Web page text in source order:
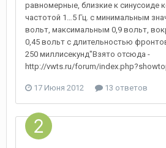
равномерные, близкие к синусоиде
частотой 1…5 Гц. с минимальным
вольт, максимальным 0,9 вольт,
0,45 вольт с длительностью
250 миллисекунд"Взято отсюда -
http://vwts.ru/forum/
17 Июня 2012 13 ответов